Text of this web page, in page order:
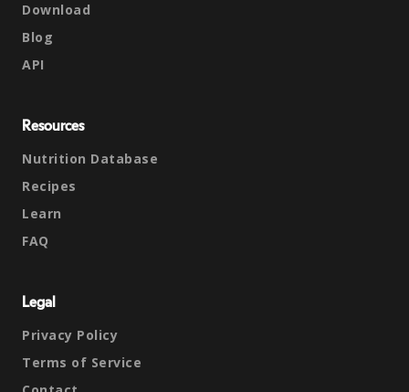
Download
Blog
API
Resources
Nutrition Database
Recipes
Learn
FAQ
Legal
Privacy Policy
Terms of Service